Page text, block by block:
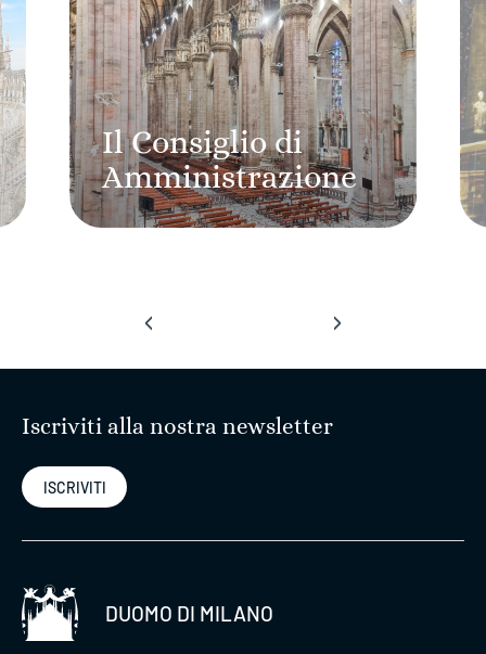
Il Consiglio di
Amministrazione
‹ ›
Iscriviti alla nostra newsletter
ISCRIVITI
DUOMO DI MILANO